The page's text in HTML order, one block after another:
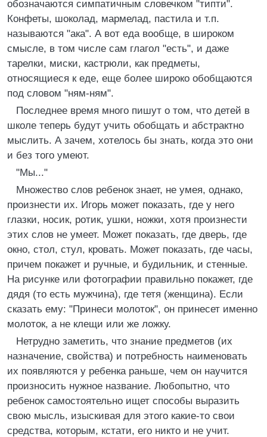
обозначаются симпатичным словечком "типти".
Конфеты, шоколад, мармелад, пастила и т.п.
называются "ака". А вот еда вообще, в широком
смысле, в том числе сам глагол "есть", и даже
тарелки, миски, кастрюли, как предметы,
относящиеся к еде, еще более широко обобщаются
под словом "ням-ням".
Последнее время много пишут о том, что детей в
школе теперь будут учить обобщать и абстрактно
мыслить. А зачем, хотелось бы знать, когда это они
и без того умеют.
"Мы..."
Множество слов ребенок знает, не умея, однако,
произнести их. Игорь может показать, где у него
глазки, носик, ротик, ушки, ножки, хотя произнести
этих слов не умеет. Может показать, где дверь, где
окно, стол, стул, кровать. Может показать, где часы,
причем покажет и ручные, и будильник, и стенные.
На рисунке или фотографии правильно покажет, где
дядя (то есть мужчина), где тетя (женщина). Если
сказать ему: "Принеси молоток", он принесет именно
молоток, а не клещи или же ложку.
Нетрудно заметить, что знание предметов (их
назначение, свойства) и потребность наименовать
их появляются у ребенка раньше, чем он научится
произносить нужное название. Любопытно, что
ребенок самостоятельно ищет способы выразить
свою мысль, изыскивая для этого какие-то свои
средства, которым, кстати, его никто и не учит.